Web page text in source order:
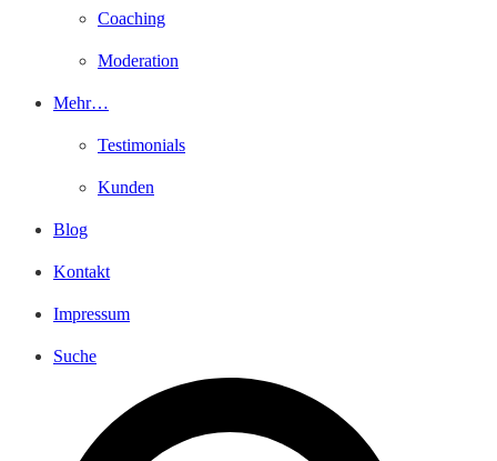
Coaching
Moderation
Mehr…
Testimonials
Kunden
Blog
Kontakt
Impressum
Suche